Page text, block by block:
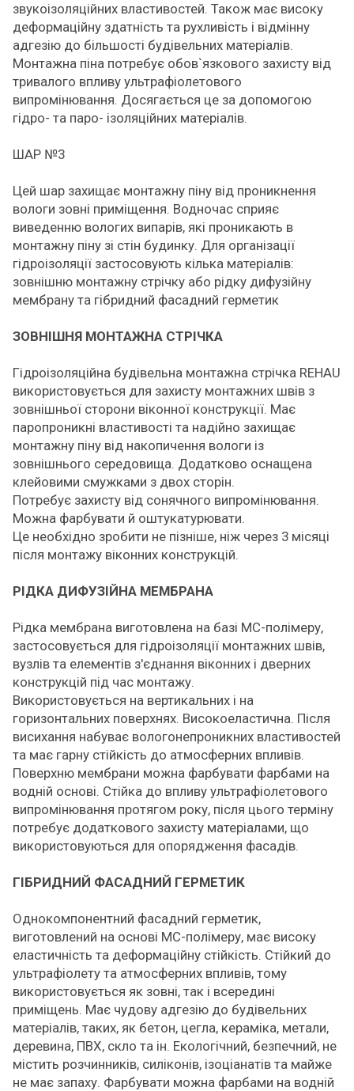
звукоізоляційних властивостей. Також має високу
деформаційну здатність та рухливість і відмінну
адгезію до більшості будівельних матеріалів.
Монтажна піна потребує обов`язкового захисту від
тривалого впливу ультрафіолетового
випромінювання. Досягається це за допомогою
гідро- та паро- ізоляційних матеріалів.
ШАР №3
Цей шар захищає монтажну піну від проникнення
вологи зовні приміщення. Водночас сприяє
виведенню вологих випарів, які проникають в
монтажну піну зі стін будинку. Для організації
гідроізоляції застосовують кілька матеріалів:
зовнішню монтажну стрічку або рідку дифузійну
мембрану та гібридний фасадний герметик
ЗОВНІШНЯ МОНТАЖНА СТРІЧКА
Гідроізоляційна будівельна монтажна стрічка REHAU
використовується для захисту монтажних швів з
зовнішньої сторони віконної конструкції. Має
паропроникні властивості та надійно захищає
монтажну піну від накопичення вологи із
зовнішнього середовища. Додатково оснащена
клейовими смужками з двох сторін.
Потребує захисту від сонячного випромінювання.
Можна фарбувати й оштукатурювати.
Це необхідно зробити не пізніше, ніж через 3 місяці
після монтажу віконних конструкцій.
РІДКА ДИФУЗІЙНА МЕМБРАНА
Рідка мембрана виготовлена на базі МС-полімеру,
застосовується для гідроізоляції монтажних швів,
вузлів та елементів з'єднання віконних і дверних
конструкцій під час монтажу.
Використовується на вертикальних і на
горизонтальних поверхнях. Високоеластична. Після
висихання набуває вологонепроникних властивостей
та має гарну стійкість до атмосферних впливів.
Поверхню мембрани можна фарбувати фарбами на
водній основі. Стійка до впливу ультрафіолетового
випромінювання протягом року, після цього терміну
потребує додаткового захисту матеріалами, що
використовуються для опорядження фасадів.
ГІБРИДНИЙ ФАСАДНИЙ ГЕРМЕТИК
Однокомпонентний фасадний герметик,
виготовлений на основі МС-полімеру, має високу
еластичність та деформаційну стійкість. Стійкий до
ультрафіолету та атмосферних впливів, тому
використовується як зовні, так і всередині
приміщень. Має чудову адгезію до будівельних
матеріалів, таких, як бетон, цегла, кераміка, метали,
деревина, ПВХ, скло та ін. Екологічний, безпечний, не
містить розчинників, силіконів, ізоціанатів та майже
не має запаху. Фарбувати можна фарбами на водній